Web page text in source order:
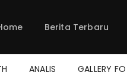
Berita Terbaru
ANALIS GALLERY